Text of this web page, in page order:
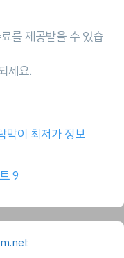
를 제공받을 수 있습
세요.
막이 최저가 정보
9